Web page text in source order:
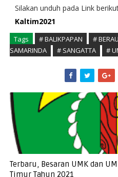
Silakan unduh pada Link
Kaltim2021
Tags # BALIKPAPAN # BERAU
SAMARINDA
# SANGATTA #
Terbaru, Besaran UMK dan
Timur Tahun 2021